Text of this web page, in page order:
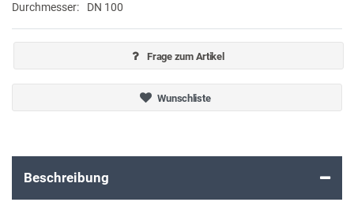
Durchmesser:
DN 100
Frage zum Artikel
Wunschliste
Beschreibung